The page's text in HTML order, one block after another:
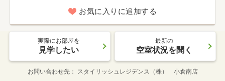
お気に入りに追加する
実際にお部屋を
見学したい
最新の
空室状況を聞く
お問い合わせ先 スタイリッシュレジデンス（株） 小倉南店